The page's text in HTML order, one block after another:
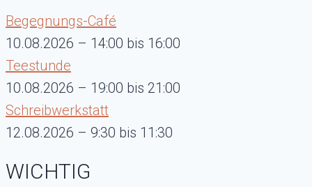
Begegnungs-Café
10.08.2026 – 14:00 bis 16:00
Teestunde
10.08.2026 – 19:00 bis 21:00
Schreibwerkstatt
12.08.2026 – 9:30 bis 11:30
WICHTIG